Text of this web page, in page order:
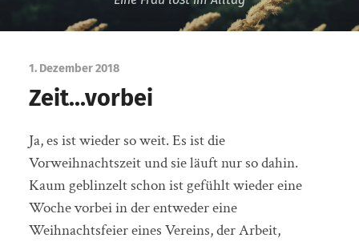
1. Dezember 2018
Zeit…vorbei
Ja, es ist wieder so weit. Es ist die
Vorweihnachtszeit und sie läuft nur so dahin.
Kaum geblinzelt schon ist gefühlt wieder eine
Woche vorbei in der entweder eine
Weihnachtsfeier eines Vereins, der Arbeit,